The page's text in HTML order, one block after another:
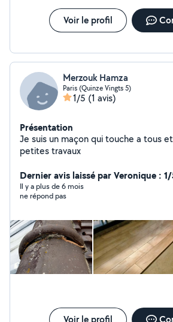
Voir le profil
Merzouk Hamza
Paris (Quinze Vingts 5)
1/5 (1 avis)
Présentation
Je suis un maçon qui touche a tous
petites travaux
Dernier avis laissé par Veronique :
Il y a plus de 6 mois
ne répond pas
Voir le profil